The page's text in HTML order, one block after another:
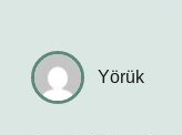
Yörük